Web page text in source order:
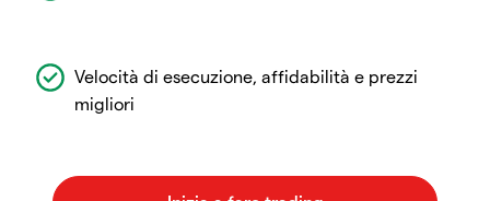
Velocità di esecuzione, affidabilità e prezzi
migliori